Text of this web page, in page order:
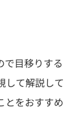
で目移りする
して解説して
とをおすすめ